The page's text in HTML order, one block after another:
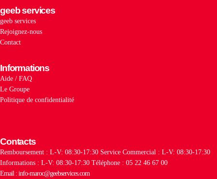
geeb services
geeb services
Rejoignez-nous
Contact
Informations
Aide / FAQ
Le Groupe
Politique de confidentialité
Contacts
Remboursement : L-V: 08:30-17:30 Service Commercial : L-V: 08:30-17:30
Informations : L-V: 08:30-17:30 Téléphone : 05 22 46 67 00
Email : info-maroc@geebservices.com